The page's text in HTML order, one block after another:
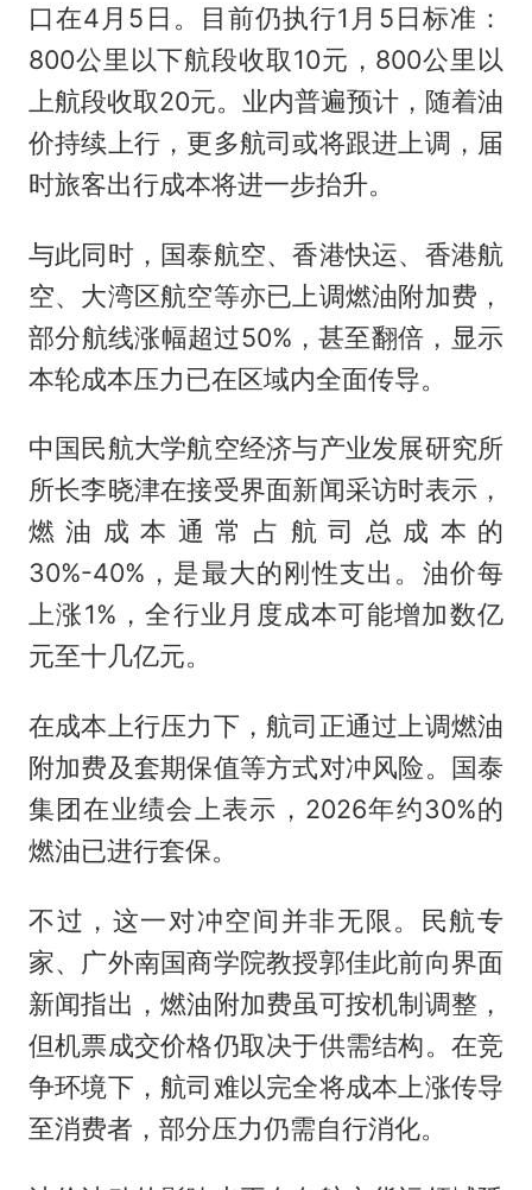
口在4月5日。目前仍执行1月5日标准：
800公里以下航段收取10元，800公里以
上航段收取20元。业内普遍预计，随着油
价持续上行，更多航司或将跟进上调，届
时旅客出行成本将进一步抬升。
与此同时，国泰航空、香港快运、香港航
空、大湾区航空等亦已上调燃油附加费，
部分航线涨幅超过50%，甚至翻倍，显示
本轮成本压力已在区域内全面传导。
中国民航大学航空经济与产业发展研究所
所长李晓津在接受界面新闻采访时表示，
燃油成本通常占航司总成本的
30%-40%，是最大的刚性支出。油价每
上涨1%，全行业月度成本可能增加数亿
元至十几亿元。
在成本上行压力下，航司正通过上调燃油
附加费及套期保值等方式对冲风险。国泰
集团在业绩会上表示，2026年约30%的
燃油已进行套保。
不过，这一对冲空间并非无限。民航专
家、广外南国商学院教授郭佳此前向界面
新闻指出，燃油附加费虽可按机制调整，
但机票成交价格仍取决于供需结构。在竞
争环境下，航司难以完全将成本上涨传导
至消费者，部分压力仍需自行消化。